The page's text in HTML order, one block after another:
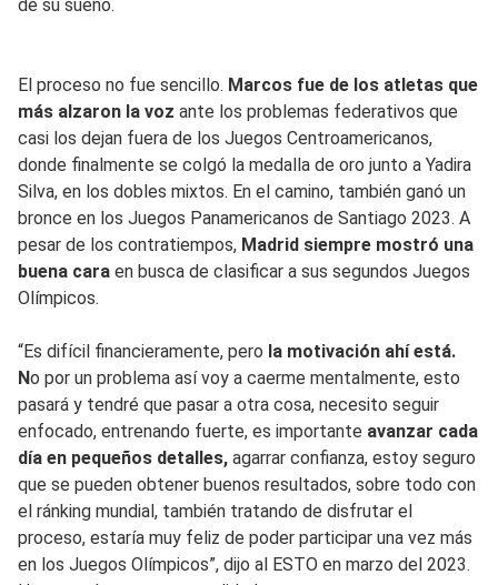
de su sueño.
El proceso no fue sencillo. Marcos fue de los atletas que
más alzaron la voz ante los problemas federativos que
casi los dejan fuera de los Juegos Centroamericanos,
donde finalmente se colgó la medalla de oro junto a Yadira
Silva, en los dobles mixtos. En el camino, también ganó un
bronce en los Juegos Panamericanos de Santiago 2023. A
pesar de los contratiempos, Madrid siempre mostró una
buena cara en busca de clasificar a sus segundos Juegos
Olímpicos.
“Es difícil financieramente, pero la motivación ahí está.
No por un problema así voy a caerme mentalmente, esto
pasará y tendré que pasar a otra cosa, necesito seguir
enfocado, entrenando fuerte, es importante avanzar cada
día en pequeños detalles, agarrar confianza, estoy seguro
que se pueden obtener buenos resultados, sobre todo con
el ránking mundial, también tratando de disfrutar el
proceso, estaría muy feliz de poder participar una vez más
en los Juegos Olímpicos”, dijo al ESTO en marzo del 2023.